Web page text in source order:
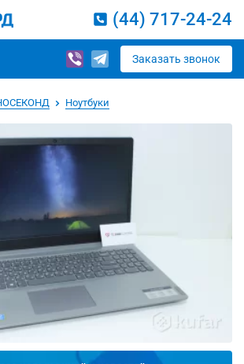
(44) 717-24-24
Заказать звонок
Ноутбуки